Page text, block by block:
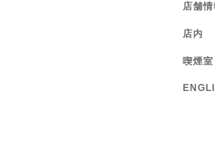
店舗情
店内
喫煙室